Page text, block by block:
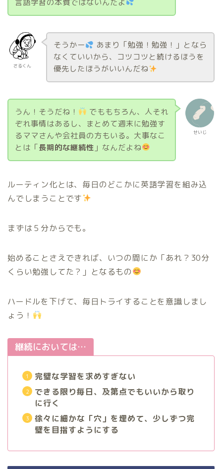
言語学習の本質ではないんだよ
さるくん
そうかー
あまり「勉強！勉強！」となら
なくていいから、コツコツと続けるほうを
優先したほうがいいんだね
せいじ
うん！そうだね！
でももちろん、人それ
ぞれ事情はあるし、まとめて週末に勉強す
るママさんや会社員の方もいる。大事なこ
とは「長期的な継続性 」なんだよね
ルーティン化とは、毎日のどこかに英語学習を組み込
んでしまうことです
まずは５分からでも。
始めることさえできれば、いつの間にか「あれ？30分
くらい勉強してた？」となるもの
ハードルを下げて、毎日トライすることを意識しまし
ょう！
継続においては…
完璧な学習を求めすぎない
できる限り毎日、及第点でもいいから取り
に行く
徐々に細かな「穴」を埋めて、少しずつ完
璧を目指すようにする